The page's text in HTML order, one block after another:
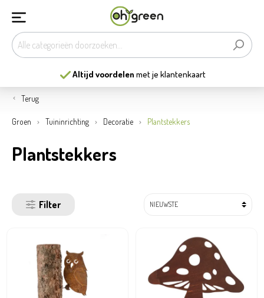
13mooiste tuincentravan België
Terug
Groen Tuininrichting Decoratie Plantstekkers
Plantstekkers
Filter